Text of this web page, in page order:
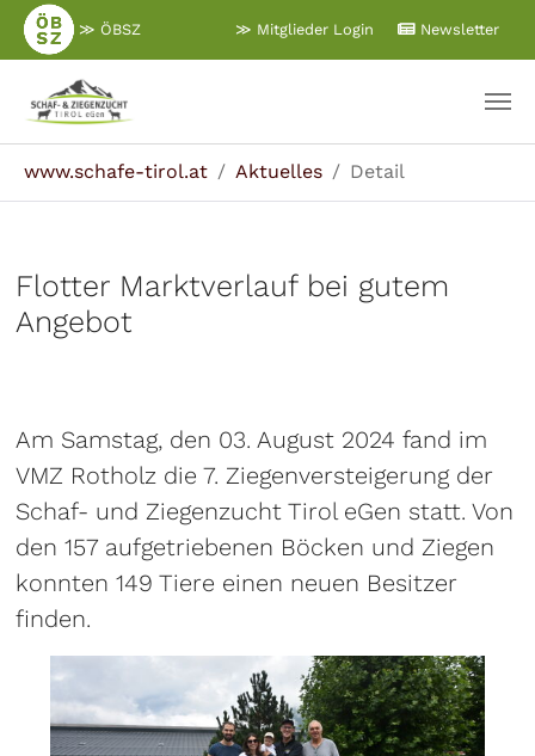
Zum
Hauptinhalt
≫ ÖBSZ Newsletter
≫ Mitglieder Login
www.schafe-tirol.at Aktuelles Detail
Flotter Marktverlauf bei gutem
Angebot
Am Samstag, den 03. August 2024 fand im
VMZ Rotholz die 7. Ziegenversteigerung der
Schaf- und Ziegenzucht Tirol eGen statt. Von
den 157 aufgetriebenen Böcken und Ziegen
konnten 149 Tiere einen neuen Besitzer
finden.